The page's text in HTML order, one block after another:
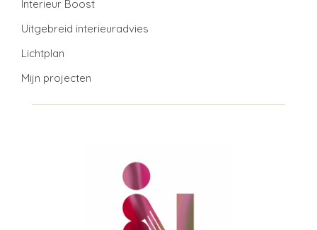
Interieur Boost
Uitgebreid interieuradvies
Lichtplan
Mijn projecten